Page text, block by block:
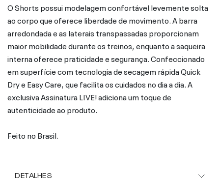
O Shorts possui modelagem confortável levemente solta
ao corpo que oferece liberdade de movimento. A barra
arredondada e as laterais transpassadas proporcionam
maior mobilidade durante os treinos, enquanto a saqueira
interna oferece praticidade e segurança. Confeccionado
em superfície com tecnologia de secagem rápida Quick
Dry e Easy Care, que facilita os cuidados no dia a dia. A
exclusiva Assinatura LIVE! adiciona um toque de
autenticidade ao produto.
Feito no Brasil.
DETALHES